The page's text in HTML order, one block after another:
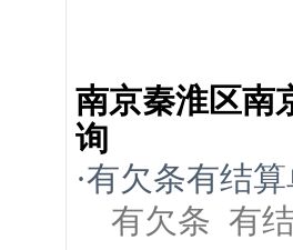
南京秦淮区南
询
·有欠条有结
有欠条 有